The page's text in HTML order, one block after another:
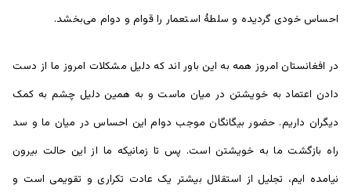
احساس خودی گردیده و سلطۀ استعمار را قوام و دوام می‌بخشد.
در افغانستان امروز همه به این باور اند که دلیل مشکلات امروز ما از دست
دادن اعتماد به خویشتن در میان ماست و به همین دلیل چشم به کمک
دیگران داریم. حضور بیگانگان موجب دوام این احساس در میان ما و سد
راه بازگشت ما به خویشتن است. پس تا زمانیکه ما از این حالت بیرون
نیامده ایم، تجلیل از استقلال بیشتر یک عادت تکراری و تقویمی است و